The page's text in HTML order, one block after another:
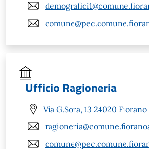
Ufficio Ragioneria
Via G.Sora, 13 24020 Fiorano